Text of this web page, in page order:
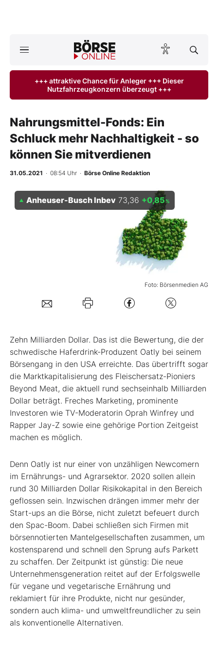
ktuelle Ausgabe BÖRSE ONLINE lesen
Anlageprodukte
Finanz-Check
Experten
Folgen Sie uns
Kontakt
+++ attraktive Chance für Anleger +++ Dieser
Nutzfahrzeugkonzern überzeugt +++
Nahrungsmittel-Fonds: Ein
Schluck mehr Nachhaltigkeit - so
können Sie mitverdienen
31.05.2021 · 08:54 Uhr · Börse Online Redaktion
Foto: Börsenmedien AG
Anheuser-Busch Inbev 73,36 +0,85%
Zehn Milliarden Dollar. Das ist die Bewertung, die der
schwedische Haferdrink-Produzent Oatly bei seinem
Börsengang in den USA erreichte. Das übertrifft sogar
die Marktkapitalisierung des Fleischersatz-Pioniers
Beyond Meat, die aktuell rund sechseinhalb Milliarden
Dollar beträgt. Freches Marketing, prominente
Investoren wie TV-Moderatorin Oprah Winfrey und
Rapper Jay-Z sowie eine gehörige Portion Zeitgeist
machen es möglich.
Denn Oatly ist nur einer von unzähligen Newcomern
im Ernährungs- und Agrarsektor. 2020 sollen allein
rund 30 Milliarden Dollar Risikokapital in den Bereich
geflossen sein. Inzwischen drängen immer mehr der
Start-ups an die Börse, nicht zuletzt befeuert durch
den Spac-Boom. Dabei schließen sich Firmen mit
börsennotierten Mantelgesellschaften zusammen, um
kostensparend und schnell den Sprung aufs Parkett
zu schaffen. Der Zeitpunkt ist günstig: Die neue
Unternehmensgeneration reitet auf der Erfolgswelle
für vegane und vegetarische Ernährung und
reklamiert für ihre Produkte, nicht nur gesünder,
sondern auch klima- und umweltfreundlicher zu sein
als konventionelle Alternativen.